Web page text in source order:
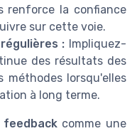
renforce la confiance
sur cette voie.
: Impliquez-
des résultats des
méthodes lorsqu'elles
à long terme.
feedbackcomme une